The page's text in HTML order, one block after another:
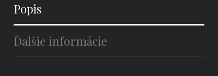
Popis
Ďalšie informácie